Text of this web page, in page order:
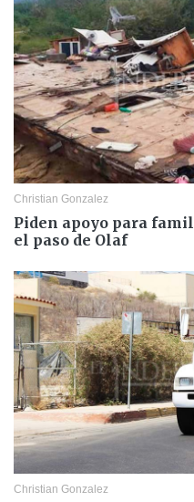
Christian Gonzalez
Piden apoyo para
el paso de Olaf
Christian Gonzalez